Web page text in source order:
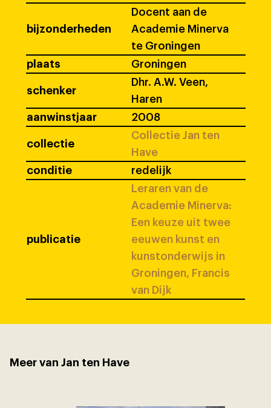
bijzonderheden
Docent aan de
Academie Minerva
te Groningen
plaats
Groningen
schenker
Dhr. A.W. Veen,
Haren
aanwinstjaar
2008
collectie
Collectie Jan ten
Have
conditie
redelijk
publicatie
Leraren van de
Academie Minerva:
Een keuze uit twee
eeuwen kunst en
kunstonderwijs in
Groningen, Francis
van Dijk
Meer van Jan ten Have